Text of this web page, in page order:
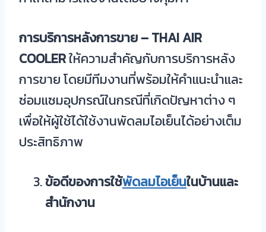
การบริการหลังการขาย– THAI AIR
COOLERให้ความสำคัญกับการบริการหลัง
การขาย โดยมีทีมงานที่พร้อมให้คำแนะนำและ
ซ่อมแซมอุปกรณ์ในกรณีที่เกิดปัญหาต่าง ๆ
เพื่อให้ผู้ใช้ได้ใช้งานพัดลมไอเย็นได้อย่างเต็ม
ประสิทธิภาพ
ข้อดีของการใช้พัดลมไอเย็นในบ้านและ
สำนักงาน